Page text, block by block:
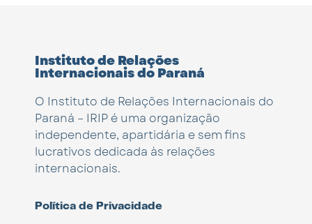
Instituto de Relações
Internacionais do Paraná
O Instituto de Relações Internacionais do
Paraná – IRIP é uma organização
independente, apartidária e sem fins
lucrativos dedicada às relações
internacionais.
Política de Privacidade